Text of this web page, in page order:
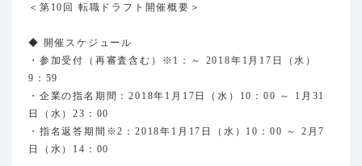
＜第10回 転職ドラフト開催概要＞
◆ 開催スケジュール
・参加受付（再審査含む）※1：～ 2018年1月17日（水）
9：59
・企業の指名期間：2018年1月17日（水）10：00 ～ 1月31
日（水）23：00
・指名返答期間※2：2018年1月17日（水）10：00 ～ 2月7
日（水）14：00